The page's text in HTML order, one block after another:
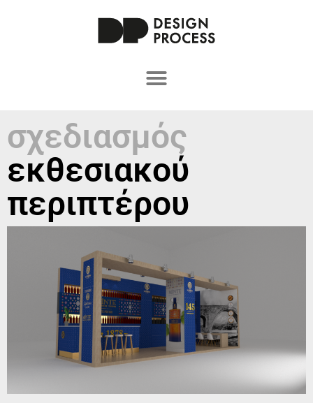
σχεδιασμός
εκθεσιακού
περιπτέρου